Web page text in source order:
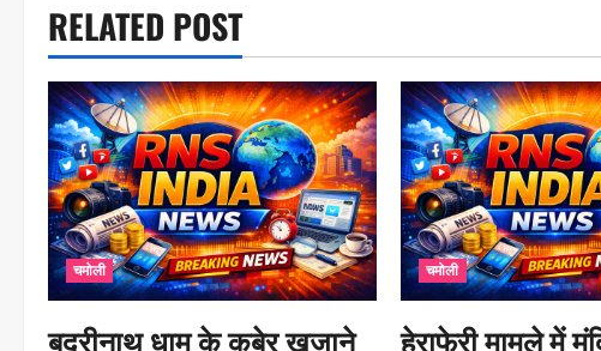
v
i
g
a
t
i
o
n
RELATED POST
चमोली
बदरीनाथ धाम के कुबेर खजाने
चमोली
हेराफेरी मामले में